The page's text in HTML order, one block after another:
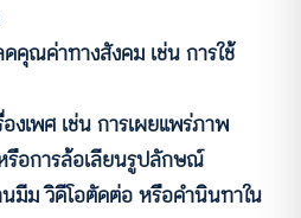
คุณค่าทางสังคม เช่น การใช้
องเพศ เช่น การเผยแพร่ภาพ
รือการล้อเลียนรูปลักษณ์
นมีม วิดีโอตัดต่อ หรือคำนินทาใน